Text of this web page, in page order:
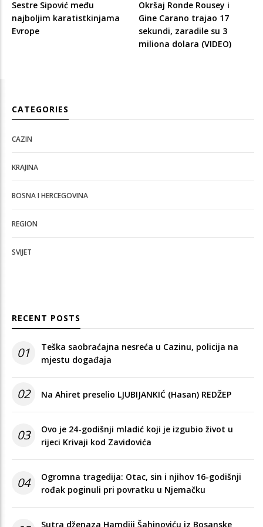
Sestre Sipović među
najboljim karatistkinjama
Evrope
Okršaj Ronde Rousey i
Gine Carano trajao 17
sekundi, zaradile su 3
miliona dolara (VIDEO)
CATEGORIES
CAZIN
KRAJINA
BOSNA I HERCEGOVINA
REGION
SVIJET
RECENT POSTS
01
Teška saobraćajna nesreća u Cazinu, policija na
mjestu događaja
02 Na Ahiret preselio LJUBIJANKIĆ (Hasan) REDŽEP
03
Ovo je 24-godišnji mladić koji je izgubio život u
rijeci Krivaji kod Zavidovića
04
Ogromna tragedija: Otac, sin i njihov 16-godišnji
rođak poginuli pri povratku u Njemačku
Sutra dženaza Hamdiji Šahinoviću iz Bosanske